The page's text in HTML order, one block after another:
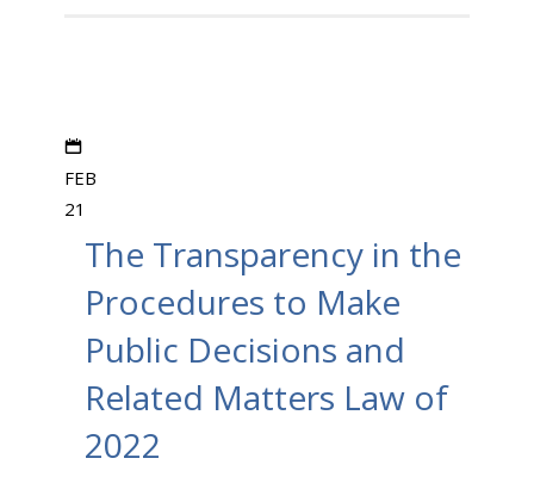
FEB
21
The Transparency in the
Procedures to Make
Public Decisions and
Related Matters Law of
2022